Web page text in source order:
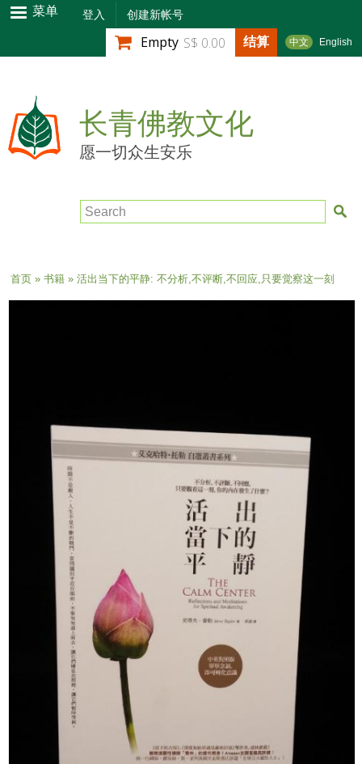
跳
转
到
内
容
菜单 登入 创建新帐号
中文 English
Empty S$ 0.00 结算
长青佛教文化
愿一切众生安乐
Search
当前位置
首页» 书籍» 活出当下的平静: 不分析,不评断,不回应,只要觉察这一刻